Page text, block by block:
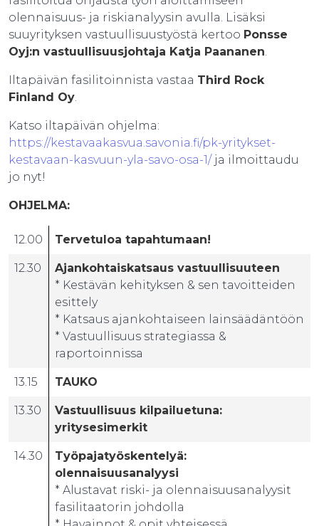
olennaisuus- ja riskianalyysin avulla. Lisäksi
suuyrityksen vastuullisuustyöstä kertoo Ponsse
Oyj:n vastuullisuusjohtaja Katja Paananen.
Iltapäivän fasilitoinnista vastaa Third Rock
Finland Oy.
Katso iltapäivän ohjelma:
https://kestavaakasvua.savonia.fi/pk-yritykset-
kestavaan-kasvuun-yla-savo-osa-1/ja ilmoittaudu
jo nyt!
OHJELMA:
12.00 Tervetuloa tapahtumaan!
12.30
Ajankohtaiskatsaus vastuullisuuteen
* Kestävän kehityksen & sen tavoitteiden
esittely
* Katsaus ajankohtaiseen lainsäädäntöön
* Vastuullisuus strategiassa &
raportoinnissa
13.15 TAUKO
13.30
Vastuullisuus kilpailuetuna:
yritysesimerkit
14.30
Työpajatyöskentelyä:
olennaisuusanalyysi
* Alustavat riski- ja olennaisuusanalyysit
fasilitaatorin johdolla